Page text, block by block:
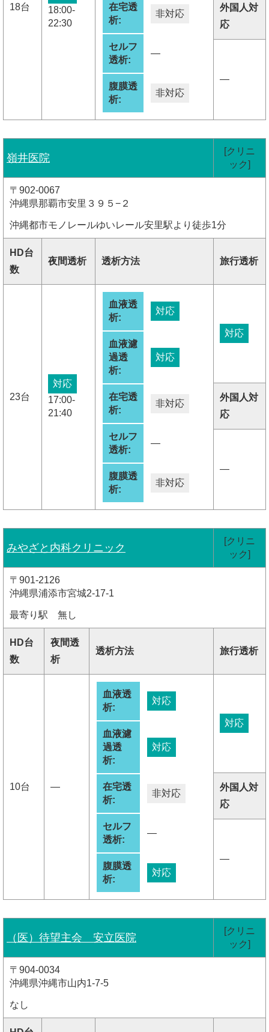
18台
18:00-
22:30
在宅透
析:
非対応
セルフ
透析:
―
腹膜透
析:
非対応
外国人対
応
―
嶺井医院
[クリニ
ック]
〒902-0067
沖縄県那覇市安里３９５−２
沖縄都市モノレールゆいレール安里駅より徒歩1分
HD台
数
夜間透析 透析方法 旅行透析
23台
対応
17:00-
21:40
血液透
析:
対応
血液濾
過透
析:
対応
在宅透
析:
非対応
セルフ
透析:
―
腹膜透
析:
非対応
対応
外国人対
応
―
みやざと内科クリニック
[クリニ
ック]
〒901-2126
沖縄県浦添市宮城2-17-1
最寄り駅 無し
HD台
数
夜間透
析
透析方法 旅行透析
10台 ―
血液透
析:
対応
血液濾
過透
析:
対応
在宅透
析:
非対応
セルフ
透析:
―
腹膜透
析:
対応
対応
外国人対
応
―
（医）待望主会 安立医院
[クリニ
ック]
〒904-0034
沖縄県沖縄市山内1-7-5
なし